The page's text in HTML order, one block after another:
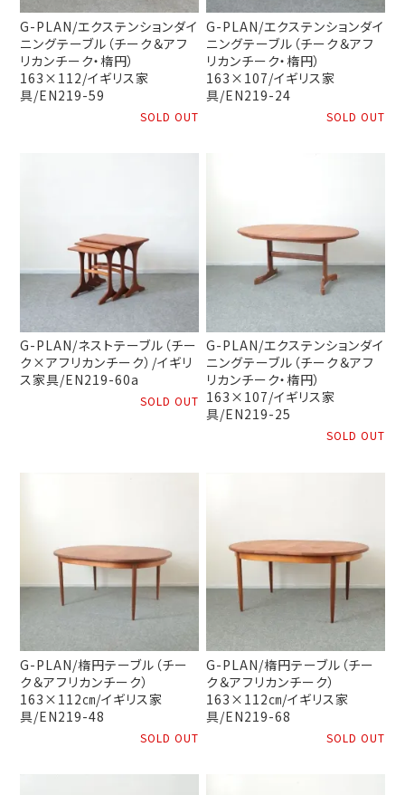
G-PLAN/エクステンションダイ
ニングテーブル（チーク＆アフ
リカンチーク・楕円）
163×112/イギリス家
具/EN219-59
SOLD OUT
G-PLAN/エクステンションダイ
ニングテーブル（チーク＆アフ
リカンチーク・楕円）
163×107/イギリス家
具/EN219-24
SOLD OUT
G-PLAN/ネストテーブル（チー
ク×アフリカンチーク）/イギリ
ス家具/EN219-60a
SOLD OUT
G-PLAN/エクステンションダイ
ニングテーブル（チーク＆アフ
リカンチーク・楕円）
163×107/イギリス家
具/EN219-25
SOLD OUT
G-PLAN/楕円テーブル（チー
ク＆アフリカンチーク）
163×112㎝/イギリス家
具/EN219-48
SOLD OUT
G-PLAN/楕円テーブル（チー
ク＆アフリカンチーク）
163×112㎝/イギリス家
具/EN219-68
SOLD OUT